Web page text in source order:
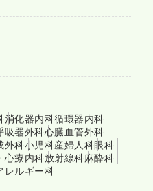
消化器内科循環器内科
吸器外科心臓血管外科
外科小児科産婦人科眼科
心療内科放射線科麻酔科
レルギー科